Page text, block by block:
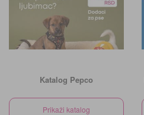
Katalog Pepco
Prikaži katalog